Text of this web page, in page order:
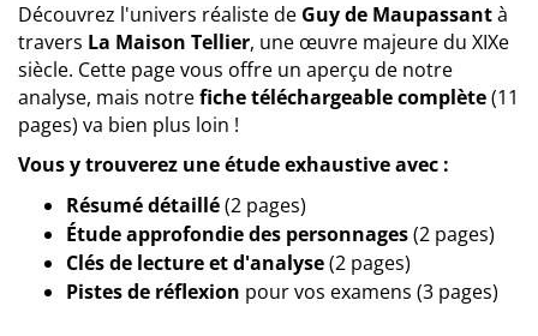
Découvrez l'univers réaliste de Guy de Maupassantà
travers La Maison Tellier, une œuvre majeure du XIXe
siècle. Cette page vous offre un aperçu de notre
analyse, mais notrefiche téléchargeable complète(11
pages) va bien plus loin !
Vous y trouverez une étude exhaustive avec :
Résumé détaillé(2 pages)
Étude approfondie des personnages(2 pages)
Clés de lecture et d'analyse(2 pages)
Pistes de réflexion pour vos examens (3 pages)